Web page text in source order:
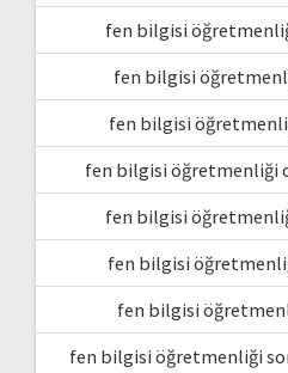
fen bilgisi
fen bilgisi
fen bilgisi
fen bilgisi öğretmenliği
fen bilgisi
fen bilgisi
fen bilgisi
fen bilgisi öğretmenliği